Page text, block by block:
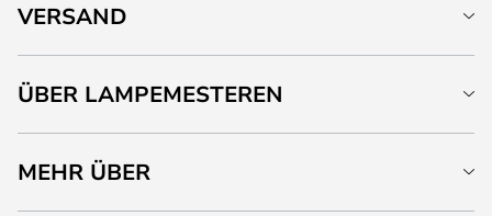
VERSAND
ÜBER LAMPEMESTEREN
MEHR ÜBER